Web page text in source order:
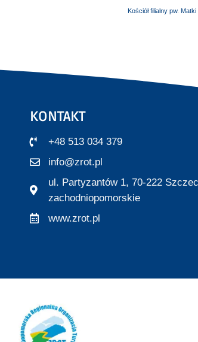
Kościół filialny pw.
KONTAKT
+48 513 034 379
info@zrot.pl
ul. Partyzantów 1, 70-222
zachodniopomorskie
www.zrot.pl